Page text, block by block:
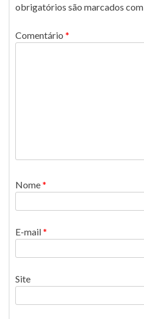
obrigatórios são marcados com
Comentário *
Nome*
E-mail*
Site